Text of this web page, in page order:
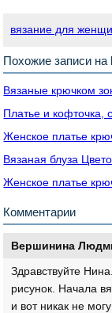
вязание для
Похожие записи на
Вязаные крючком
Платье и кофточка,
Женское платье
Вязаная блуза
Женское платье
Комментарии
Вершинина
Здравствуйте
рисунок. Начала
и вот никак не